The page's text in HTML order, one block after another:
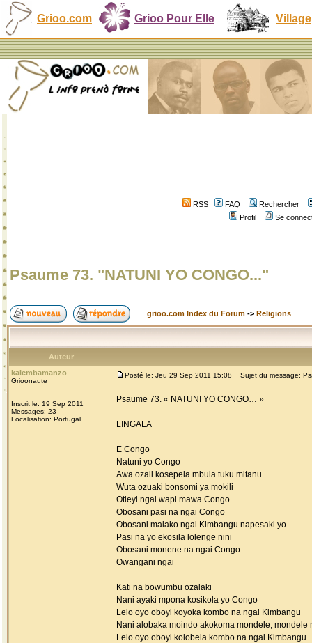
Grioo.com Grioo Pour Elle Village
RSS FAQ
Rechercher
Profil
Se
Psaume 73. "NATUNI YO CONGO..."
grioo.com Index du Forum -> Religions
Auteur
kalembamanzo
Grioonaute
Inscrit le: 19 Sep 2011
Messages: 23
Localisation: Portugal
Posté le: Jeu 29 Sep 2011 15:08 Sujet du message:
Psaume 73. « NATUNI YO CONGO… »
LINGALA
E Congo
Natuni yo Congo
Awa ozali kosepela mbula tuku mitanu
Wuta ozuaki bonsomi ya mokili
Otieyi ngai wapi mawa Congo
Obosani pasi na ngai Congo
Obosani malako ngai Kimbangu napesaki yo
Pasi na yo ekosila lolenge nini
Obosani monene na ngai Congo
Owangani ngai
Kati na bowumbu ozalaki
Nani ayaki mpona kosikola yo Congo
Lelo oyo oboyi koyoka kombo na ngai Kimbangu
Nani alobaka moindo akokoma mondele, mondele
Lelo oyo oboyi kolobela kombo na ngai Kimbangu